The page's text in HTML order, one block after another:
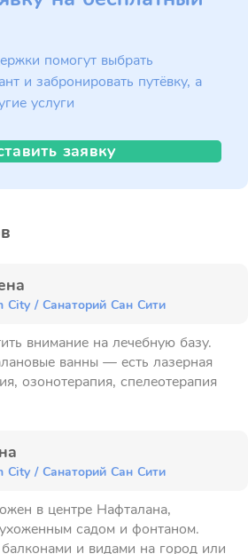
помогут выбрать
и забронировать путёвку, а
услуги
заявку
City / Санаторий Сан Сити
внимание на лечебную базу.
ванны — есть лазерная
озонотерапия, спелеотерапия
City / Санаторий Сан Сити
в центре Нафталана,
садом и фонтаном.
и видами на город или